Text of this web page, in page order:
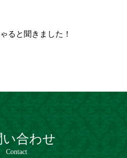
ると聞きました！
い合わせ
Contact